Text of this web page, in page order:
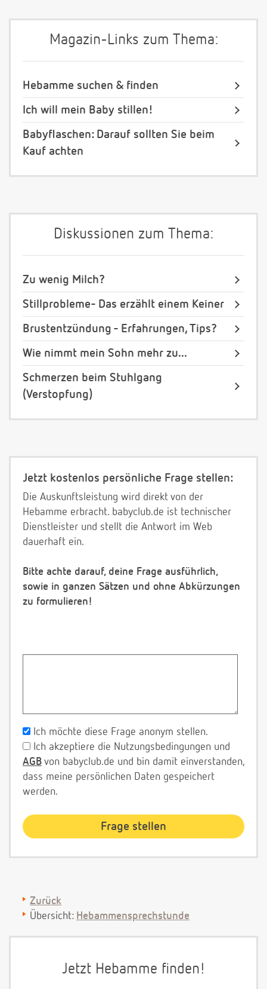
Magazin-Links zum Thema:
Hebamme suchen & finden
Ich will mein Baby stillen!
Babyflaschen: Darauf sollten Sie beim
Kauf achten
Diskussionen zum Thema:
Zu wenig Milch?
Stillprobleme- Das erzählt einem Keiner
Brustentzündung - Erfahrungen, Tips?
Wie nimmt mein Sohn mehr zu...
Schmerzen beim Stuhlgang
(Verstopfung)
Jetzt kostenlos persönliche Frage stellen:
Die Auskunftsleistung wird direkt von der
Hebamme erbracht. babyclub.de ist technischer
Dienstleister und stellt die Antwort im Web
dauerhaft ein.
Bitte achte darauf, deine Frage ausführlich,
sowie in ganzen Sätzen und ohne Abkürzungen
zu formulieren!
Ich möchte diese Frage anonym stellen.
Ich akzeptiere die Nutzungsbedingungen und
AGB von babyclub.de und bin damit einverstanden,
dass meine persönlichen Daten gespeichert
werden.
Zurück
Übersicht: Hebammensprechstunde
Jetzt Hebamme finden!